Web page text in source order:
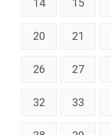
20 21
26 27
32 33